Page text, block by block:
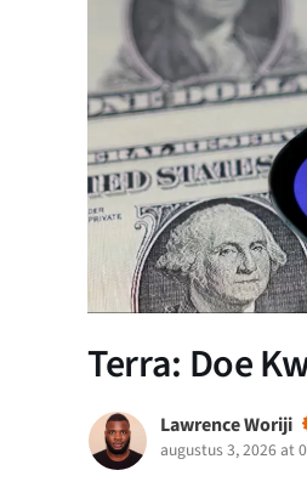
Terra: Doe
Lawrence Woriji
augustus 3, 2026 at